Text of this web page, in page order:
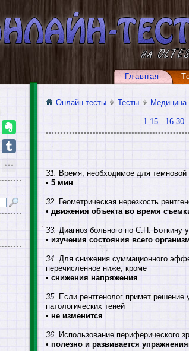
Главная
Онлайн-тесты Тесты Медицина
1-15 16-30
31.
Время, необходимое для темновой
• 5 мин
32. Геометрическая нерезкость
• движения объекта во время
33. Диагноз больного по С.П. Боткину
• изучения состояния всего
34. Для снижения суммационного
перечисленное ниже, кроме
• снижения напряжения
35. Если рентгенолог примет решение
патологических теней
• не изменится
36. Использование периферического
• полезно и развивается